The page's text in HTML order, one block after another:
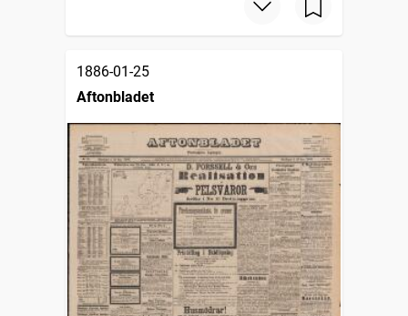
1886-01-25
Aftonbladet